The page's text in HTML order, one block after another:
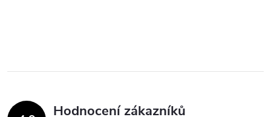
Hodnocení zákazníků